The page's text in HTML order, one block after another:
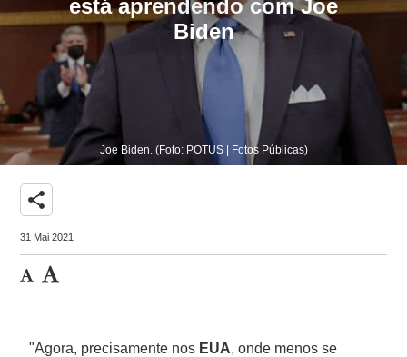
está aprendendo com Joe
Biden
Joe Biden. (Foto: POTUS | Fotos Públicas)
share
31 Mai 2021
"Agora, precisamente nos EUA, onde menos se